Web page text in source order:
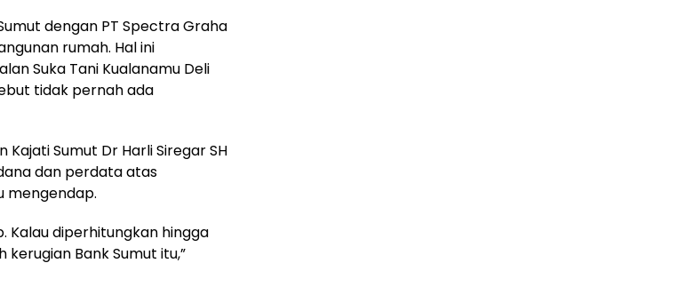
dengan PT Spectra Graha
rumah. Hal ini
Suka Tani Kualanamu Deli
tidak pernah ada
Kajati Sumut Dr Harli Siregar SH
dan perdata atas
mengendap.
Kalau diperhitungkan hingga
Bank Sumut itu,”